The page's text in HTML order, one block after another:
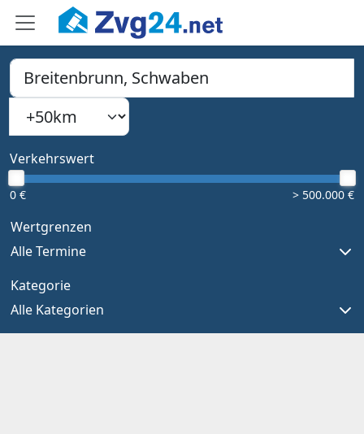
PLZ, Ort oder Bundesland
Type 1 or more characters for results.
Suchradius
Verkehrswert
0 € > 500.000 €
Wertgrenzen
Alle Termine
Kategorie
Alle Kategorien